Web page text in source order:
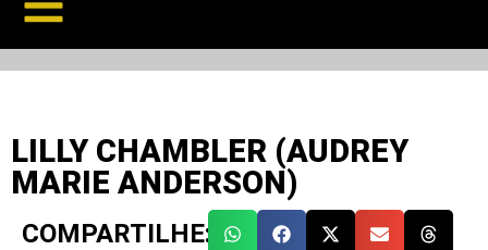
LILLY CHAMBLER (AUDREY
MARIE ANDERSON)
COMPARTILHE: